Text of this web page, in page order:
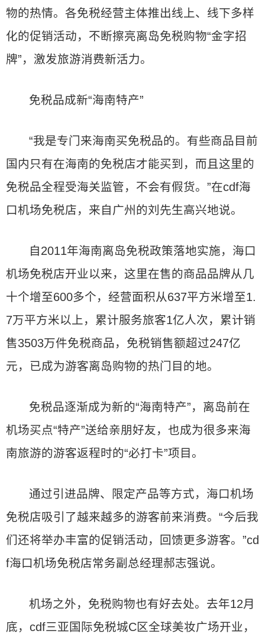
物的热情。各免税经营主体推出线上、线下多样
化的促销活动，不断擦亮离岛免税购物“金字招
牌”，激发旅游消费新活力。
免税品成新“海南特产”
“我是专门来海南买免税品的。有些商品目前
国内只有在海南的免税店才能买到，而且这里的
免税品全程受海关监管，不会有假货。”在cdf海
口机场免税店，来自广州的刘先生高兴地说。
自2011年海南离岛免税政策落地实施，海口
机场免税店开业以来，这里在售的商品品牌从几
十个增至600多个，经营面积从637平方米增至1.
7万平方米以上，累计服务旅客1亿人次，累计销
售3503万件免税商品，免税销售额超过247亿
元，已成为游客离岛购物的热门目的地。
免税品逐渐成为新的“海南特产”，离岛前在
机场买点“特产”送给亲朋好友，也成为很多来海
南旅游的游客返程时的“必打卡”项目。
通过引进品牌、限定产品等方式，海口机场
免税店吸引了越来越多的游客前来消费。“今后我
们还将举办丰富的促销活动，回馈更多游客。”cd
f海口机场免税店常务副总经理郝志强说。
机场之外，免税购物也有好去处。去年12月
底，cdf三亚国际免税城C区全球美妆广场开业，